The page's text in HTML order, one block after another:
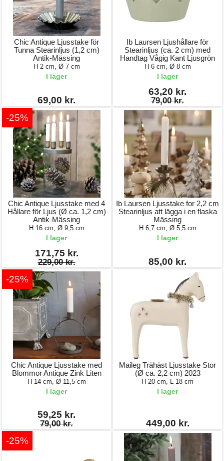
Chic Antique Ljusstake för
Tunna Stearinljus (1,2 cm)
Antik-Mässing
H 2 cm, Ø 7 cm
I lager
69,00 kr.
Ib Laursen Ljushållare för
Stearinljus (ca. 2 cm) med
Handtag Vågig Kant Ljusgrön
H 6 cm, Ø 8 cm
I lager
63,20 kr.
79,00 kr.
-25%
Chic Antique Ljusstake med 4
Hållare för Ljus (Ø ca. 1,2 cm)
Antik-Mässing
H 16 cm, Ø 9,5 cm
I lager
171,75 kr.
229,00 kr.
Ib Laursen Ljusstake for 2,2 cm
Stearinljus att lägga i en flaska
Mässing
H 6,7 cm, Ø 5,5 cm
I lager
85,00 kr.
-25%
Chic Antique Ljusstake med
Blommor Antique Zink Liten
H 14 cm, Ø 11,5 cm
I lager
59,25 kr.
79,00 kr.
Maileg Trähäst Ljusstake Stor
(Ø ca. 2,2 cm) 2023
H 20 cm, L 18 cm
I lager
449,00 kr.
-25%